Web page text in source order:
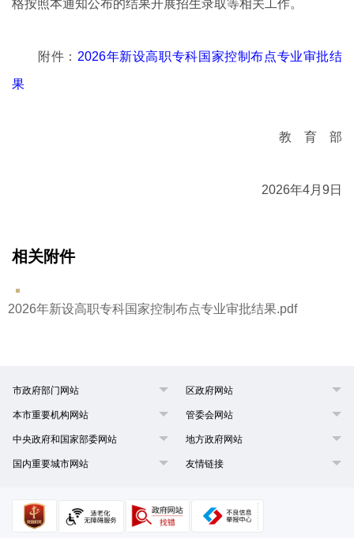
格按照本通知公布的结果开展招生录取等相关工作。
附件： 2026年新设高职专科国家控制布点专业审批结
果
教 育 部
2026年4月9日
相关附件
2026年新设高职专科国家控制布点专业审批结果.pdf
市政府部门网站 区政府网站
本市重要机构网站 管委会网站
中央政府和国家部委网站 地方政府网站
国内重要城市网站 友情链接